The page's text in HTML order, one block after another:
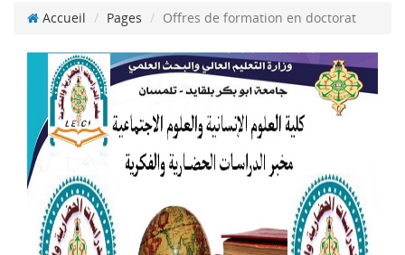
Accueil Pages Offres de formation en doctorat